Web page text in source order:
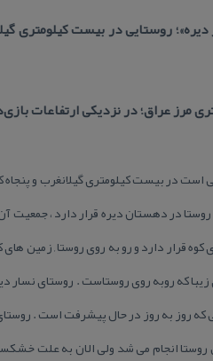
روستایی در بیست كیلومتری
مرز عراق؛ در نزدیكی ارتفاعات
است در بیست كیلومتری گیلانغرب و پنجاه
كوه قرار دارد و رو به روی روستا , زمین
كه روبه روی روستاست . روستای نسار
روز به روز در حال پیشرفت است .
انجام می شد ولی الان به علت